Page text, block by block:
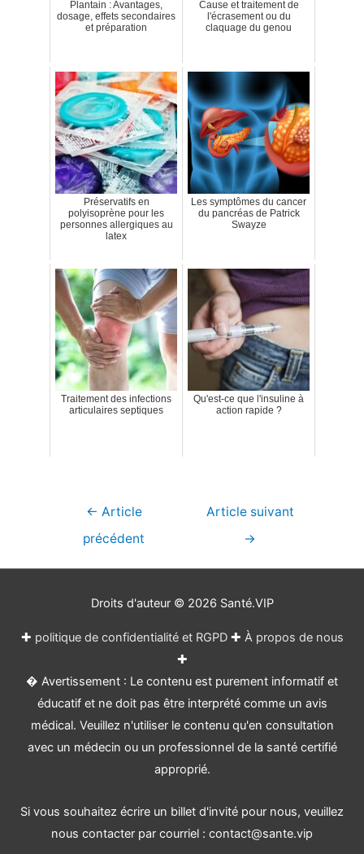
Plantain : Avantages,
dosage, effets secondaires
et préparation
Cause et traitement de
l'écrasement ou du
claquage du genou
Préservatifs en
polyisoprène pour les
personnes allergiques au
latex
Les symptômes du cancer
du pancréas de Patrick
Swayze
Traitement des infections
articulaires septiques
Qu'est-ce que l'insuline à
action rapide ?
Navigation
← Article
précédent
Article suivant
→
Droits d'auteur © 2026 Santé.VIP
✚ politique de confidentialité et RGPD✚ À propos de nous
✚
� Avertissement : Le contenu est purement informatif et
éducatif et ne doit pas être interprété comme un avis
médical. Veuillez n'utiliser le contenu qu'en consultation
avec un médecin ou un professionnel de la santé certifié
approprié.
Si vous souhaitez écrire un billet d'invité pour nous, veuillez
nous contacter par courriel : contact@sante.vip